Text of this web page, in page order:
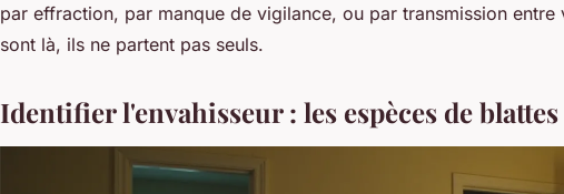
par effraction, par manque de vigilance, ou par transmission entre
sont là, ils ne partent pas seuls.
Identifier l'envahisseur : les espèces de